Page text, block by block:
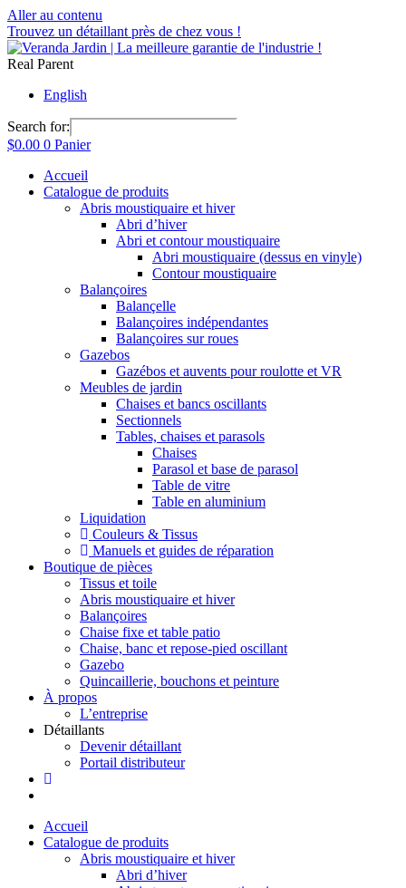
Aller au contenu
Trouvez un détaillant près de chez vous !
Real Parent
English
Search for:
$0.00 0 Panier
Accueil
Catalogue de produits
Abris moustiquaire et hiver
Abri d’hiver
Abri et contour moustiquaire
Abri moustiquaire (dessus en vinyle)
Contour moustiquaire
Balançoires
Balançelle
Balançoires indépendantes
Balançoires sur roues
Gazebos
Gazébos et auvents pour roulotte et VR
Meubles de jardin
Chaises et bancs oscillants
Sectionnels
Tables, chaises et parasols
Chaises
Parasol et base de parasol
Table de vitre
Table en aluminium
Liquidation
Couleurs & Tissus
Manuels et guides de réparation
Boutique de pièces
Tissus et toile
Abris moustiquaire et hiver
Balançoires
Chaise fixe et table patio
Chaise, banc et repose-pied oscillant
Gazebo
Quincaillerie, bouchons et peinture
À propos
L’entreprise
Détaillants
Devenir détaillant
Portail distributeur
Accueil
Catalogue de produits
Abris moustiquaire et hiver
Abri d’hiver